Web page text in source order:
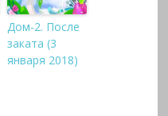
Дом-2. После
заката (3
января 2018)